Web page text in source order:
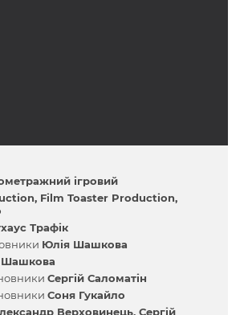
ігровий
Film Toaster Production
Трафік
Юлія Шашкова
Шашкова
Сергій Саломатін
Соня Гукайло
Верховинець Сергій